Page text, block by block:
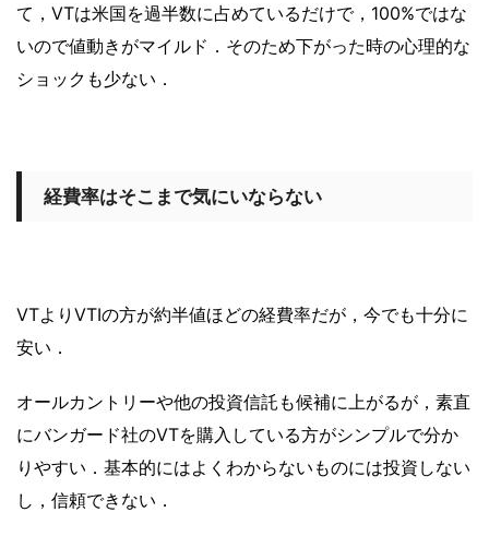
て，VTは米国を過半数に占めているだけで，100%ではな
いので値動きがマイルド．そのため下がった時の心理的な
ショックも少ない．
経費率はそこまで気にいならない
VTよりVTIの方が約半値ほどの経費率だが，今でも十分に
安い．
オールカントリーや他の投資信託も候補に上がるが，素直
にバンガード社のVTを購入している方がシンプルで分か
りやすい．基本的にはよくわからないものには投資しない
し，信頼できない．